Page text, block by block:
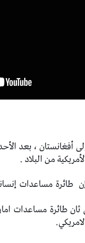
أفغانستان ، بعد
من البلاد .
طائرة مساعدات
ثان طائرة مساعدات